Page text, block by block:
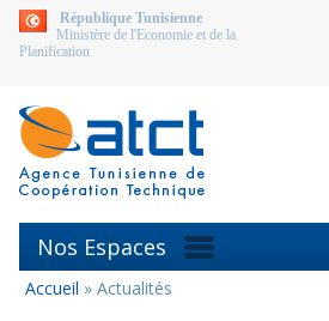
aller au contenu
République Tunisienne
Ministère de l'Economie et de la
Planification
Nos Espaces
Vous
Accueil » Actualités